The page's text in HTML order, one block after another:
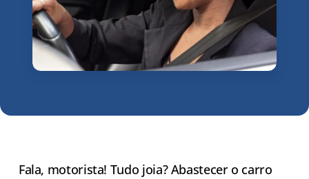
Fala, motorista! Tudo joia? Abastecer o carro